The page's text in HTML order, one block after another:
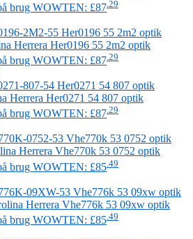
brug WOWTEN: £87 .29
Herrera Her0196 55 2m2 optik
brug WOWTEN: £87 .29
Herrera Her0271 54 807 optik
brug WOWTEN: £87 .29
Herrera Vhe770k 53 0752 optik
brug WOWTEN: £85 .49
Herrera Vhe776k 53 09xw optik
brug WOWTEN: £85 .49